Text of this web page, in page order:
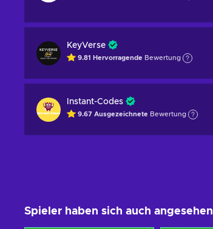
KeyVerse
9.81 Hervorragende Bewertung
Instant-Codes
9.67 Ausgezeichnete Bewertung
Spieler haben sich auch angesehen